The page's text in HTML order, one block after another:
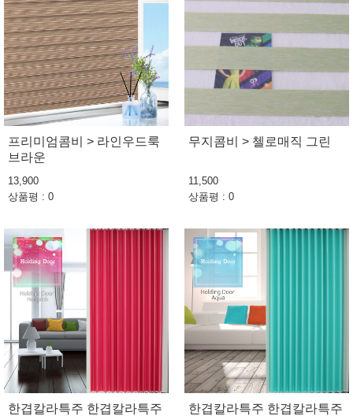
프리미엄콤비 > 라인우드룩
브라운
13,900
상품평 : 0
무지콤비 > 첼로매직 그린
11,500
상품평 : 0
한겹칼라특주 한겹칼라특주
한겹칼라특주 한겹칼라특주